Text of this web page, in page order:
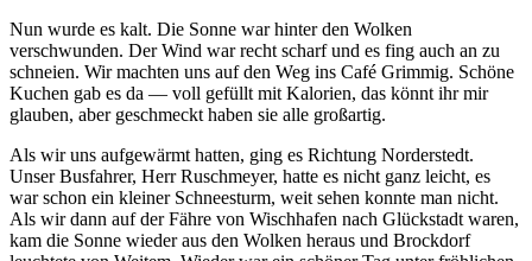
Nun wurde es kalt. Die Sonne war hinter den Wolken
verschwunden. Der Wind war recht scharf und es fing auch an zu
schneien. Wir machten uns auf den Weg ins Café Grimmig. Schöne
Kuchen gab es da — voll gefüllt mit Kalorien, das könnt ihr mir
glauben, aber geschmeckt haben sie alle großartig.
Als wir uns aufgewärmt hatten, ging es Richtung Norderstedt.
Unser Busfahrer, Herr Ruschmeyer, hatte es nicht ganz leicht, es
war schon ein kleiner Schneesturm, weit sehen konnte man nicht.
Als wir dann auf der Fähre von Wischhafen nach Glückstadt waren,
kam die Sonne wieder aus den Wolken heraus und Brockdorf